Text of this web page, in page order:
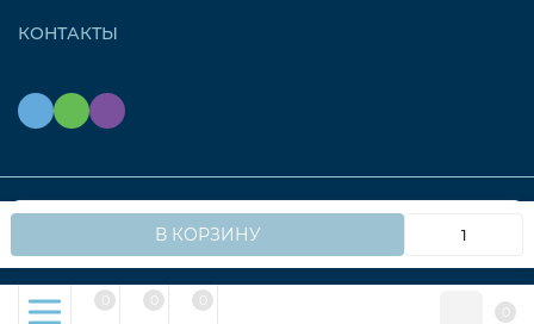
В КОРЗИНУ
КОНТАКТЫ
быстрее для вас.